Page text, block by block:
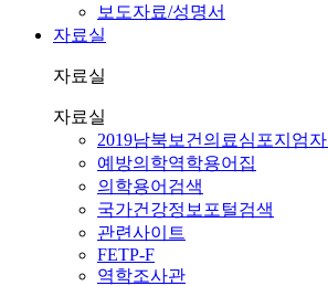
보도자료/성명서
자료실
자료실
자료실
2019남북보건의료심포지엄
예방의학역학용어집
의학용어검색
국가건강정보포털검색
관련사이트
FETP-F
역학조사관